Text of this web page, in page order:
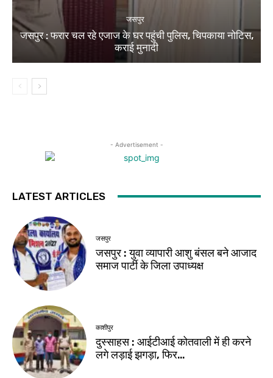
जसपुर
जसपुर : फरार चल रहे एजाज के घर पहुंची पुलिस, चिपकाया नोटिस,
कराई मुनादी
- Advertisement -
LATEST ARTICLES
जसपुर
जसपुर : युवा व्यापारी आशु बंसल बने आजाद
समाज पार्टी के जिला उपाध्यक्ष
काशीपुर
दुस्साहस : आईटीआई कोतवाली में ही करने
लगे लड़ाई झगड़ा, फिर…